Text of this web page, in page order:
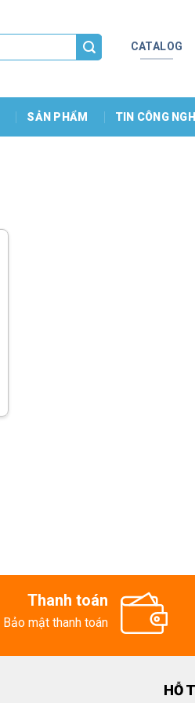
CATALOG
SẢN PHẨM TIN CÔNG
Thanh toán
Bảo mật thanh toán
HỖ